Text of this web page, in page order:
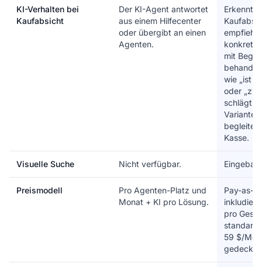
KI-Verhalten bei
Kaufabsicht
Der KI-Agent antwortet
aus einem Hilfecenter
oder übergibt an einen
Agenten.
Erkennt
empfiehlt
mit
wie „ist
oder „zu
schlägt
Variante
begleitet
Kasse.
Visuelle Suche Nicht verfügbar.
Preismodell
Pro Agenten-Platz und
Monat + KI pro Lösung.
Pay-as-
pro
59 $/